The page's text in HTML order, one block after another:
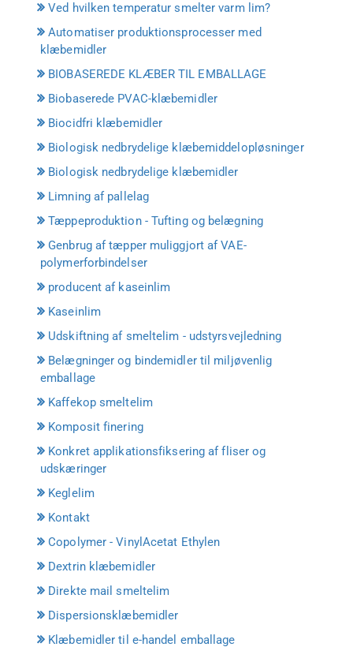
Ved hvilken temperatur smelter varm lim?
Automatiser produktionsprocesser med
klæbemidler
BIOBASEREDE KLÆBER TIL EMBALLAGE
Biobaserede PVAC-klæbemidler
Biocidfri klæbemidler
Biologisk nedbrydelige klæbemiddelopløsninger
Biologisk nedbrydelige klæbemidler
Limning af pallelag
Tæppeproduktion - Tufting og belægning
Genbrug af tæpper muliggjort af VAE-
polymerforbindelser
producent af kaseinlim
Kaseinlim
Udskiftning af smeltelim - udstyrsvejledning
Belægninger og bindemidler til miljøvenlig
emballage
Kaffekop smeltelim
Komposit finering
Konkret applikationsfiksering af fliser og
udskæringer
Keglelim
Kontakt
Copolymer - VinylAcetat Ethylen
Dextrin klæbemidler
Direkte mail smeltelim
Dispersionsklæbemidler
Klæbemidler til e-handel emballage